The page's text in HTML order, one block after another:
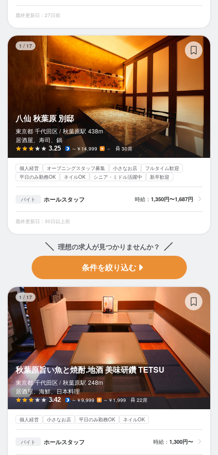
最終更新日：27日前
1 / 17
八仙 秋葉原 別邸
東京都 千代田区 / 秋葉原駅 438m
居酒屋、寿司、鍋
3.25 ～￥14,999 － 30席
個人経営 オープニングスタッフ募集 小さなお店
フルタイム歓迎
平日のみ勤務OK
ネイルOK シニア・ミドル活躍中 新卒歓迎
バイト ホールスタッフ 時給： 1,350円〜1,687円
最終更新日：30日以上前
理想の求人が見つかりませんか？
条件を絞り込む
1 / 17
秋葉原旨い魚と焼酎.地酒 美味研鑽 TETSU
東京都 千代田区 / 秋葉原駅 248m
居酒屋、海鮮、日本料理
3.42 ～￥9,999 ～￥1,999 22席
個人経営 小さなお店 平日のみ勤務OK ネイルOK
バイト ホールスタッフ 時給： 1,300円〜